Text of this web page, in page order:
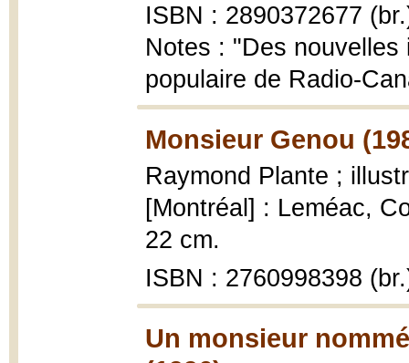
ISBN : 2890372677
Notes : "Des
populaire de Radio-
Monsieur Genou
Raymond Plante ;
[Montréal] : Leméac,
22 cm.
ISBN : 2760998398
Un monsieur